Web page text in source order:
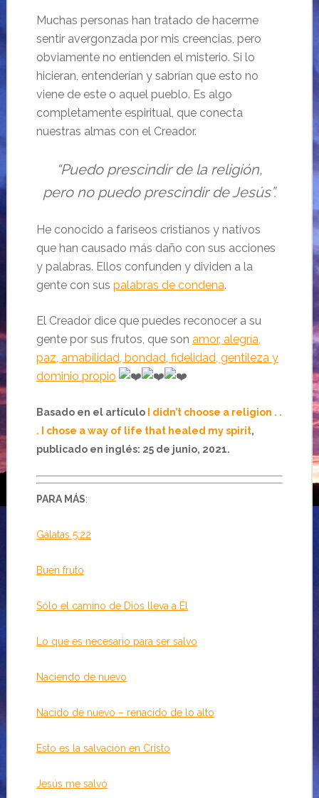
Muchas personas han tratado de hacerme
sentir avergonzada por mis creencias, pero
obviamente no entienden el misterio. Si lo
hicieran, entenderían y sabrían que esto no
viene de este o aquel pueblo. Es algo
completamente espiritual, que conecta
nuestras almas con el Creador.
“Puedo prescindir de la religión,
pero no puedo prescindir de Jesús”.
He conocido a fariseos cristianos y nativos
que han causado más daño con sus acciones
y palabras. Ellos confunden y dividen a la
gente con sus palabras de condena.
El Creador dice que puedes reconocer a su
gente por sus frutos, que son amor, alegría,
paz, amabilidad, bondad, fidelidad, gentileza y
dominio propio
Basado en el artículo
I didn’t choose a religion . .
. I chose a way of life that healed my spirit,
publicado en inglés: 25 de junio, 2021.
PARA MÁS:
Gálatas 5:22
Buen fruto
Sólo el camino de Dios lleva a Él
Lo que es necesario para ser salvo
Naciendo de nuevo
Nacido de nuevo – renacido de lo alto
Esto es la salvación en Cristo
Jesús me salvó